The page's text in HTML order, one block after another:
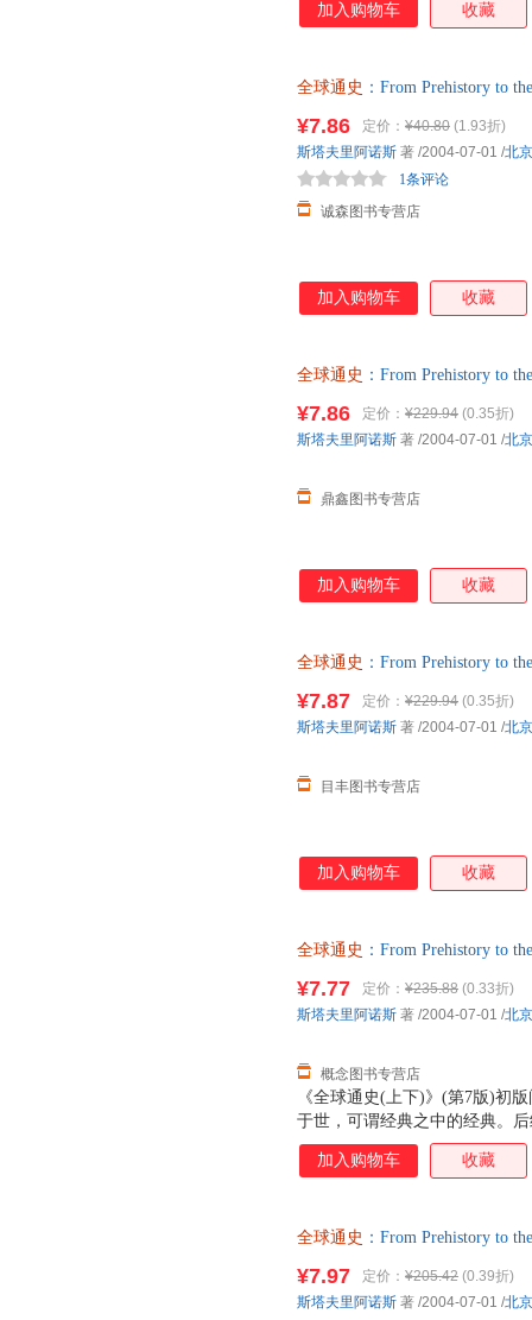
加入购物车 收藏
全球通史 ：From Prehistory to
¥7.86 定价： ¥40.80 (1.93折)
诚森图书专营店
1条评论
斯塔夫里阿诺斯 著 /2004-07-01 /北
加入购物车 收藏
全球通史 ：From Prehistory to
¥7.86 定价： ¥229.94 (0.35折)
鼎鑫图书专营店
斯塔夫里阿诺斯 著 /2004-07-01 /北
加入购物车 收藏
全球通史 ：From Prehistory to
¥7.87 定价： ¥229.94 (0.35折)
目丰图书专营店
斯塔夫里阿诺斯 著 /2004-07-01 /北
加入购物车 收藏
全球通史 ：From Prehistory to
《全球通史(上下)》(第7版)初
于世，可谓经典之中的经典。
保留原文精华的基础上，又融
系上更加完善。
¥7.77 定价： ¥235.88 (0.33折)
概念图书专营店
斯塔夫里阿诺斯 著 /2004-07-01 /北
加入购物车 收藏
全球通史 ：From Prehistory to
¥7.97 定价： ¥205.42 (0.39折)
斯塔夫里阿诺斯 著 /2004-07-01 /北